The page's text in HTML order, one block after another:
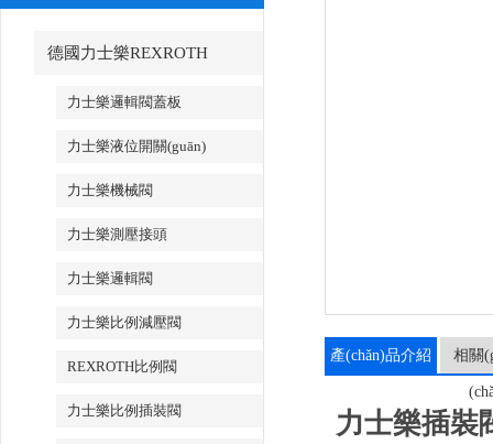
德國力士樂REXROTH
力士樂邏輯閥蓋板
力士樂液位開關(guān)
力士樂機械閥
力士樂測壓接頭
力士樂邏輯閥
力士樂比例減壓閥
REXROTH比例閥
力士樂比例插裝閥
產(chǎn)品介紹 相關
力士樂插裝